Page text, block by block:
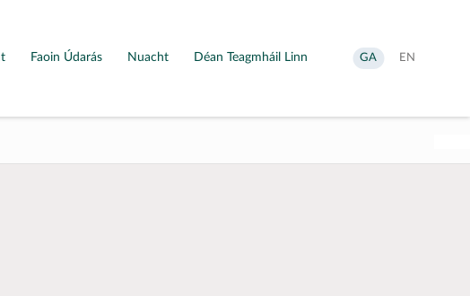
Faoin Údarás Nuacht Déan Teagmháil Linn
Aistrigh
go
GA
Change
EN